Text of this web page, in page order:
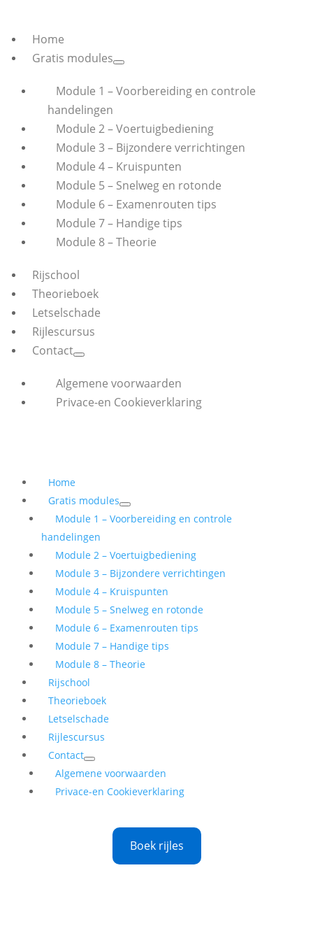
Home
Gratis modules
Module 1 – Voorbereiding en controle
handelingen
Module 2 – Voertuigbediening
Module 3 – Bijzondere verrichtingen
Module 4 – Kruispunten
Module 5 – Snelweg en rotonde
Module 6 – Examenrouten tips
Module 7 – Handige tips
Module 8 – Theorie
Rijschool
Theorieboek
Letselschade
Rijlescursus
Contact
Algemene voorwaarden
Privace-en Cookieverklaring
Home
Gratis modules
Module 1 – Voorbereiding en controle
handelingen
Module 2 – Voertuigbediening
Module 3 – Bijzondere verrichtingen
Module 4 – Kruispunten
Module 5 – Snelweg en rotonde
Module 6 – Examenrouten tips
Module 7 – Handige tips
Module 8 – Theorie
Rijschool
Theorieboek
Letselschade
Rijlescursus
Contact
Algemene voorwaarden
Privace-en Cookieverklaring
Boek rijles